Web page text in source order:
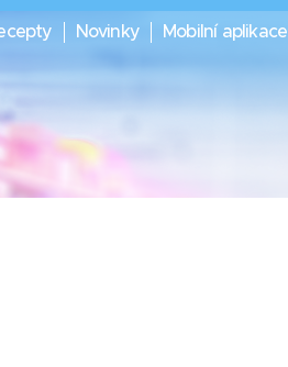
Novinky Mobilní aplikace